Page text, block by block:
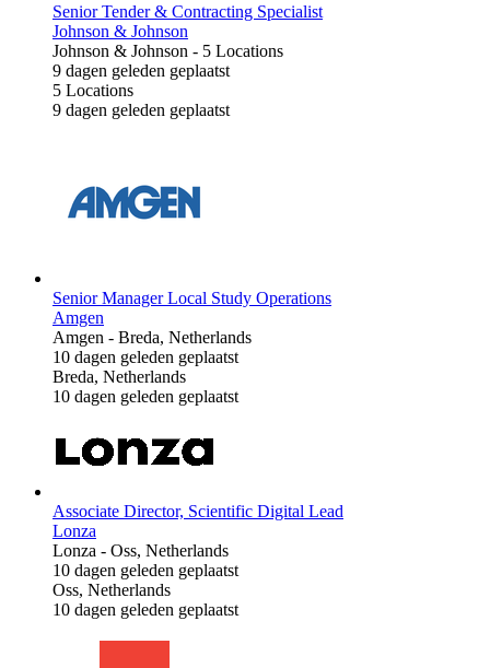
Senior Tender & Contracting Specialist
Johnson & Johnson
Johnson & Johnson - 5 Locations
9 dagen geleden geplaatst
5 Locations
9 dagen geleden geplaatst
Senior Manager Local Study Operations
Amgen
Amgen - Breda, Netherlands
10 dagen geleden geplaatst
Breda, Netherlands
10 dagen geleden geplaatst
Associate Director, Scientific Digital Lead
Lonza
Lonza - Oss, Netherlands
10 dagen geleden geplaatst
Oss, Netherlands
10 dagen geleden geplaatst